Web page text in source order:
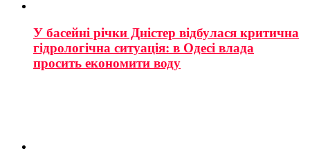
У басейні річки Дністер відбулася критична
гідрологічна ситуація: в Одесі влада
просить економити воду